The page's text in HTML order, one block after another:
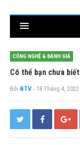
CÔNG NGHỆ & ĐÁNH GIÁ
Có thể bạn chưa
Bởi BTV - 18 Tháng 4, 2022